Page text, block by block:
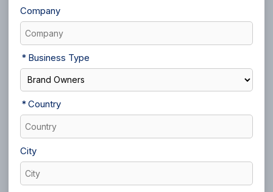
Company
Business Type
Country
City